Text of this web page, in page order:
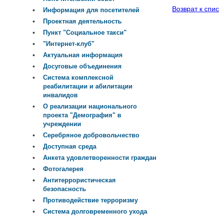
Возврат к
Информация для посетителей
Проектная деятельность
Пункт "Социальное такси"
"Интернет-клуб"
Актуальная информация
Досуговые объединения
Система комплексной
реабилитации и абилитации
инвалидов
О реализации национального
проекта "Демография" в
учреждении
Серебряное добровольчество
Доступная среда
Анкета удовлетворенности граждан
Фотогалерея
Антитеррористическая
безопасность
Противодействие терроризму
Система долговременного ухода